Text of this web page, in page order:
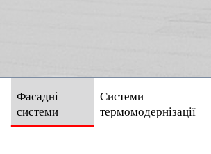
Фасадні
системи
Системи
термомодернізації